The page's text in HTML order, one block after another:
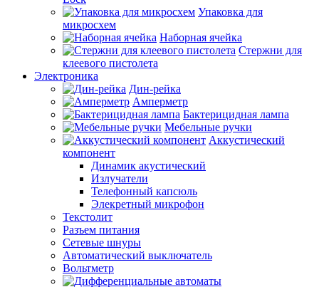
Упаковка для
микросхем
Наборная ячейка
Стержни для
клеевого пистолета
Электроника
Дин-рейка
Амперметр
Бактерицидная лампа
Мебельные ручки
Аккустический
компонент
Динамик акустический
Излучатели
Телефонный капсюль
Элекретный микрофон
Текстолит
Разъем питания
Сетевые шнуры
Автоматический выключатель
Вольтметр